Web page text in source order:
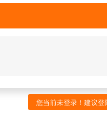
您当前未登录！建议登